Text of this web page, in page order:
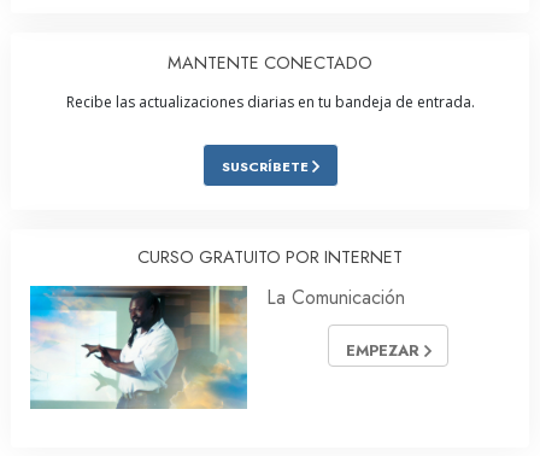
MANTENTE CONECTADO
Recibe las actualizaciones diarias en tu bandeja de entrada.
SUSCRÍBETE
CURSO GRATUITO POR INTERNET
La Comunicación
EMPEZAR